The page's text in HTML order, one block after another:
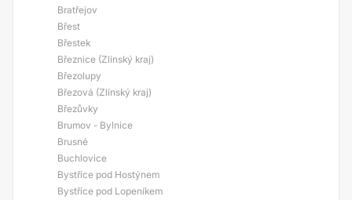
Bratřejov
Břest
Břestek
Březnice (Zlínský kraj)
Březolupy
Březová (Zlínský kraj)
Březůvky
Brumov - Bylnice
Brusné
Buchlovice
Bystřice pod Hostýnem
Bystřice pod Lopeníkem